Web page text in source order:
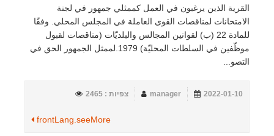
القرية الذين يرغبون في العمل كممثلي جمهور في لجنة
الامتحانات لمناقصات القوى العاملة في المجلس المحلي. وفقًا
للمادة 22 (ب) لقوانين المجالس والبلديّات (مناقصات لقبول
موظّفين في السلطات المحليّة) 1979.لممثل الجمهور الحق في
التصو...
2022-01-10
manager צפיות : 2465
frontLang.seeMore